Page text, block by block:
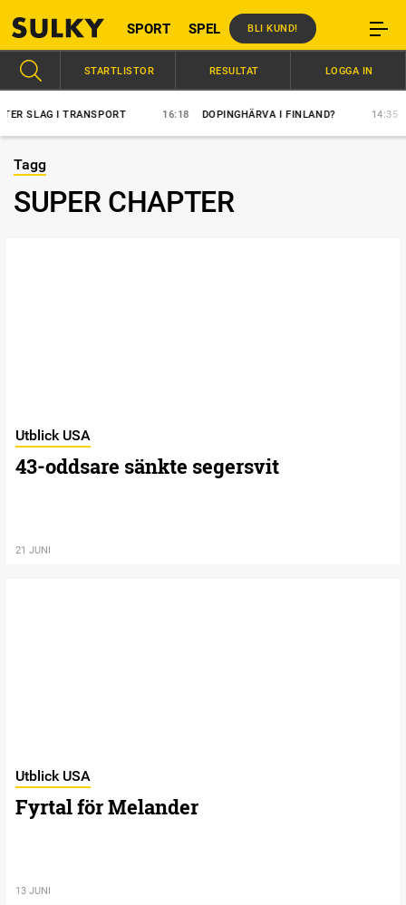
SPORT SPEL BLI KUND!
I TRANSPORT 16:18 DOPINGHÄRVA I FINLAND? 14:35
STARTLISTOR RESULTAT LOGGA IN
Tagg
SUPER CHAPTER
Utblick USA
43-oddsare sänkte segersvit
21 JUNI
Utblick USA
Fyrtal för Melander
13 JUNI